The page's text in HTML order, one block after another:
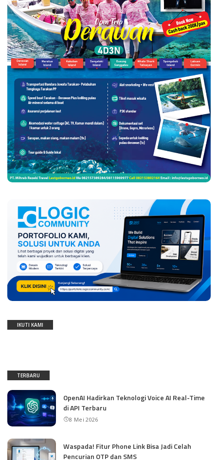
IKUTI KAMI
TERBARU
OpenAI Hadirkan Teknologi Voice AI Real-Time
di API Terbaru
8 Mei 2026
Waspada! Fitur Phone Link Bisa Jadi Celah
Pencurian OTP dan SMS